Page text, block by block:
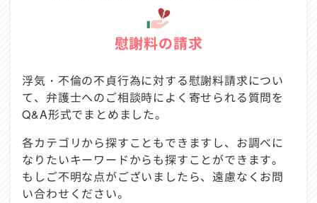
慰謝料の請求
浮気・不倫の不貞行為に対する慰謝料請求につい
て、弁護士へのご相談時によく寄せられる質問を
Q&A形式でまとめました。
各カテゴリから探すこともできますし、お調べに
なりたいキーワードからも探すことができます。
もしご不明な点がございましたら、遠慮なくお問
い合わせください。